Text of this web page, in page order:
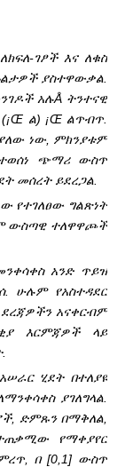
ገፆች እና ለቁስ
ያስተዋውቃል.
አሉÅ ትንተናዊ
(¡Œ ል) ¡Œ ልጥብጥ.
ነው, ምክንያቱም
ጭማሪ ውስጥ
መሰረት ይደረጋል.
የተገለፀው ግልጽነት
ውስጣዊ ተለዋዋጮች
አንድ ጥይዝ
ሁሉም የአስተዳደር
አናቀርብም
እርምጃዎች ላይ
ሂደት በተለያዩ
ያገለግላል.
ድምጹን በማቅለል,
የማቀያየር
በ [0,1] ውስጥ